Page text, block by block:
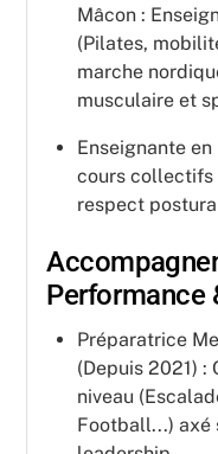
Mâcon :
(Pilates,
marche
musculaire et
Enseignante
cours collectifs
respect
Performance
Préparatrice
(Depuis 2021)
niveau
Football...) axé